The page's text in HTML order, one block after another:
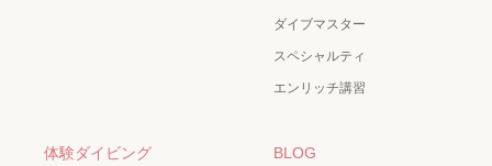
ダイブマスター
スペシャルティ
エンリッチ講習
体験ダイビング BLOG